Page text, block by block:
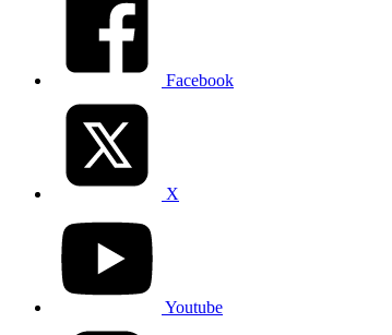
Facebook
X
Youtube